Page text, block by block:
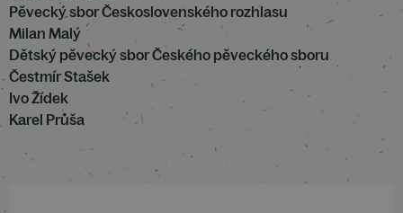
Pěvecký sbor Československého rozhlasu
Milan Malý
Dětský pěvecký sbor Českého pěveckého sboru
Čestmír Stašek
Ivo Žídek
Karel Průša